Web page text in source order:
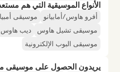
الأنواع الموسيقية التي هم
أفرو هاوس/أمابيانو موسيقى
موسيقى تشيل هاوس
ديب هاوس
موسيقى البوب الإلكترونية
يريدون الحصول على موسيقى